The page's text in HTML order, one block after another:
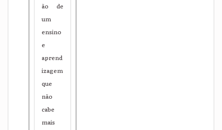
ão de
um
ensino
e
aprend
izagem
que
não
cabe
mais